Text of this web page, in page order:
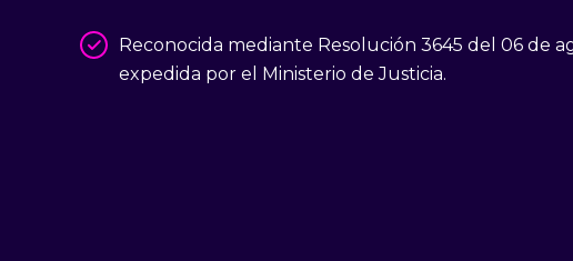
Reconocida mediante Resolución 3645 del 06 de
expedida por el Ministerio de Justicia.